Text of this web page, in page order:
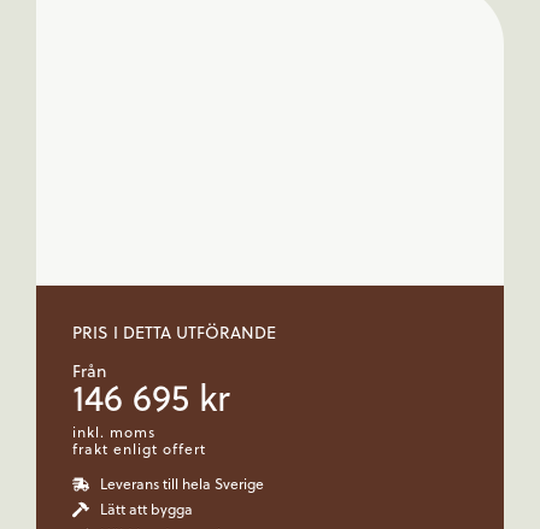
PRIS I DETTA UTFÖRANDE
Från
146 695 kr
inkl. moms
frakt enligt offert
Leverans till hela Sverige
Lätt att bygga